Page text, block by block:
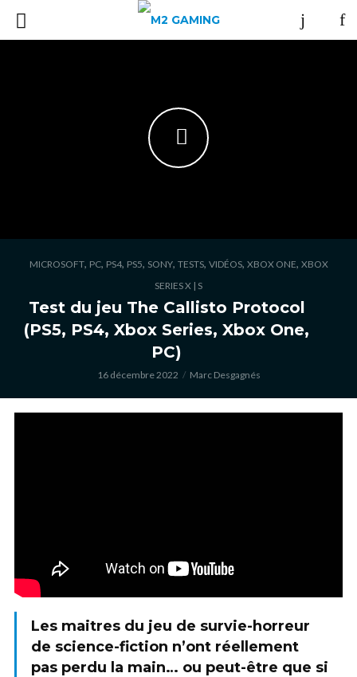
MICROSOFT, PC, PS4, PS5, SONY, TESTS, VIDÉOS, XBOX ONE, XBOX
SERIES X | S
Test du jeu The Callisto Protocol
(PS5, PS4, Xbox Series, Xbox One,
PC)
16 décembre 2022 Marc Desgagnés
Les maitres du jeu de survie-horreur
de science-fiction n’ont réellement
pas perdu la main… ou peut-être que si